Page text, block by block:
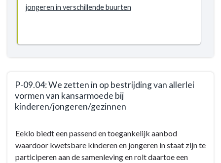
jongeren in verschillende buurten
P-09.04: We zetten in op bestrijding van allerlei
vormen van kansarmoede bij
kinderen/jongeren/gezinnen
naar
navigatie
Eeklo biedt een passend en toegankelijk aanbod
waardoor kwetsbare kinderen en jongeren in staat zijn te
participeren aan de samenleving en rolt daartoe een